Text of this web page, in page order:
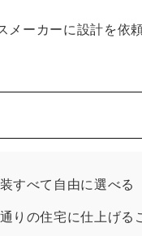
メーカーに設計を依
すべて自由に選べる
りの住宅に仕上げる